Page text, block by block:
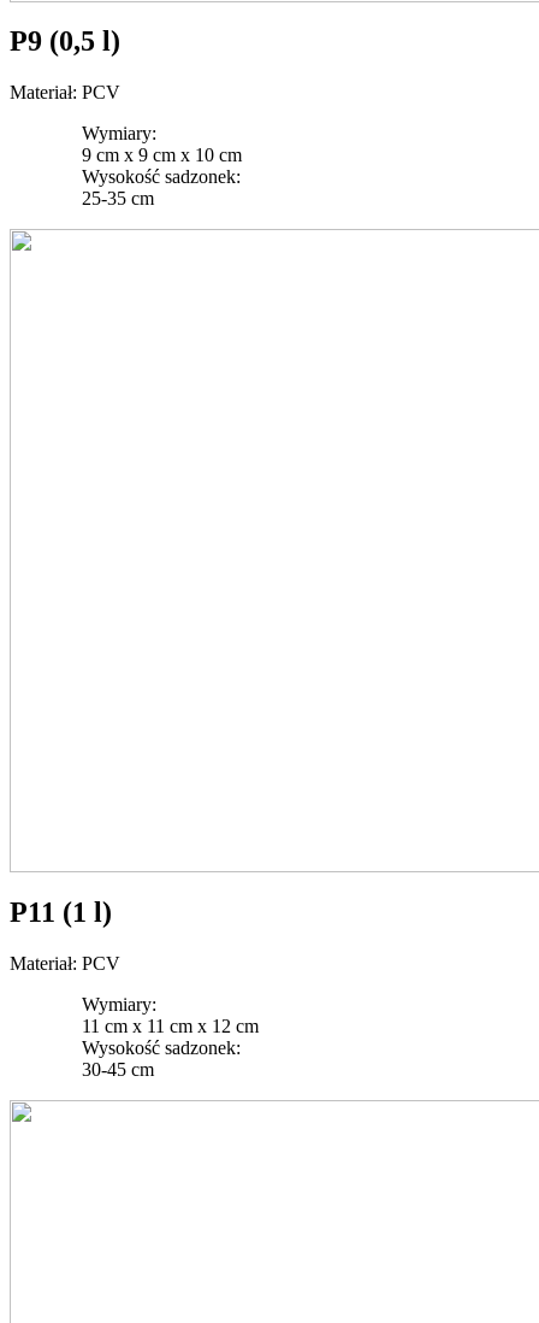
P9 (0,5 l)
Materiał: PCV
Wymiary:
9 cm x 9 cm x 10 cm
Wysokość sadzonek:
25-35 cm
P11 (1 l)
Materiał: PCV
Wymiary:
11 cm x 11 cm x 12 cm
Wysokość sadzonek:
30-45 cm